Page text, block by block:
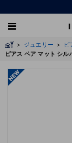
> ジュエリー > ピ
ピアス ペア マット シル